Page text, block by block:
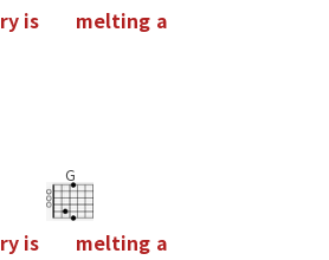
ry is melting a
ry is
G
melting a